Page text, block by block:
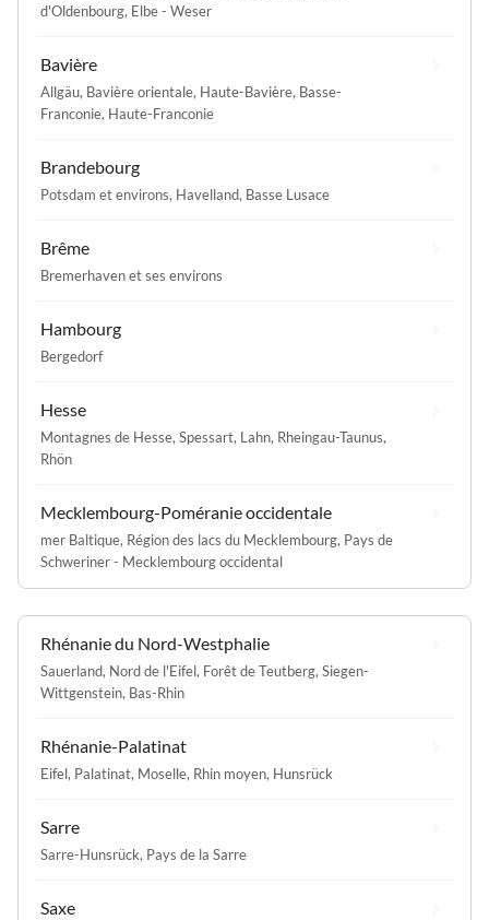
d'Oldenbourg, Elbe - Weser
Bavière
Allgäu, Bavière orientale, Haute-Bavière, Basse-
Franconie, Haute-Franconie
Brandebourg
Potsdam et environs, Havelland, Basse Lusace
Brême
Bremerhaven et ses environs
Hambourg
Bergedorf
Hesse
Montagnes de Hesse, Spessart, Lahn, Rheingau-Taunus,
Rhön
Mecklembourg-Poméranie occidentale
mer Baltique, Région des lacs du Mecklembourg, Pays de
Schweriner - Mecklembourg occidental
Rhénanie du Nord-Westphalie
Sauerland, Nord de l'Eifel, Forêt de Teutberg, Siegen-
Wittgenstein, Bas-Rhin
Rhénanie-Palatinat
Eifel, Palatinat, Moselle, Rhin moyen, Hunsrück
Sarre
Sarre-Hunsrück, Pays de la Sarre
Saxe